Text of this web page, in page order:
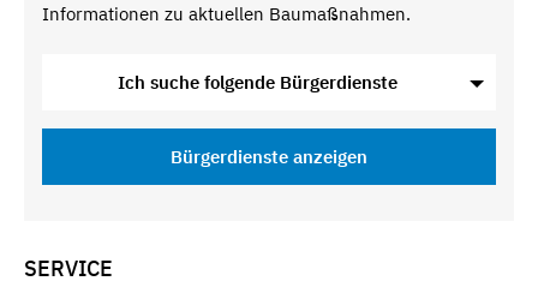
Informationen zu aktuellen Baumaßnahmen.
Ich suche folgende Bürgerdienste
Bürgerdienste anzeigen
SERVICE